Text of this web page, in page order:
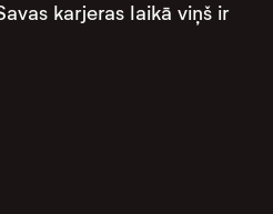
karjeras laikā viņš ir